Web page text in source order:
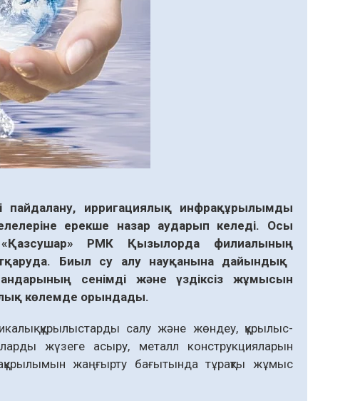
пайдалану, ирригациялық
инфрақұрылымды
ерекше назар аударып келеді. Осы
Қазсушар» РМК Қызылорда
филиалының
. Биыл су алу науқанына
дайындық
сенімді және үздіксіз
жұмысын
көлемде орындады.
құрылыстарды салу және жөндеу, құрылыс-
жүзеге асыру, металл конструк­цияларын
жаңғырту бағытында тұрақты жұмыс